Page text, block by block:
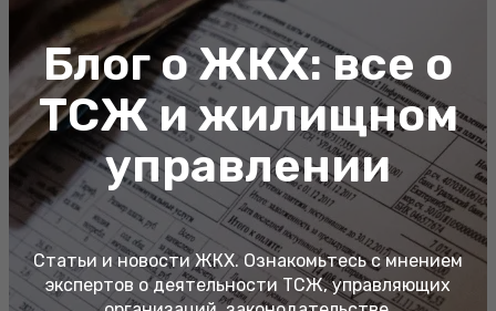
Блог о ЖКХ: все о
ТСЖ и жилищном
управлении
Статьи и новости ЖКХ. Ознакомьтесь с мнением
экспертов о деятельности ТСЖ, управляющих